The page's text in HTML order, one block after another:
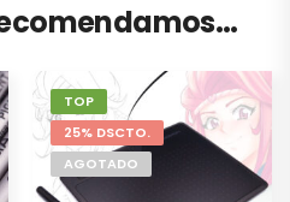
TOP
25% DSCTO.
AGOTADO